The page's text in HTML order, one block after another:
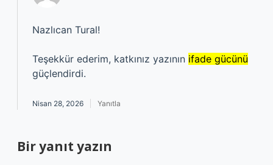
Nazlıcan Tural!
Teşekkür ederim, katkınız yazının ifade gücünü
güçlendirdi.
Nisan 28, 2026 Yanıtla
Bir yanıt yazın